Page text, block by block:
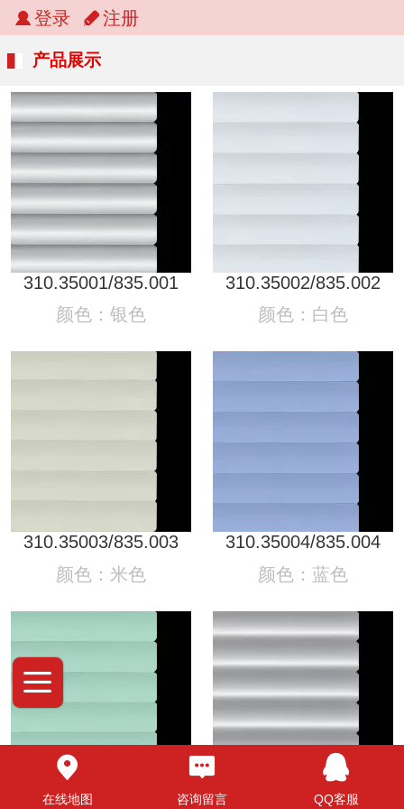
登录 注册
产品展示
310.35001/835.001
颜色：银色
310.35002/835.002
颜色：白色
310.35003/835.003
颜色：米色
310.35004/835.004
颜色：蓝色
310.35005/835.005 310.35011/835.011
在线地图 咨询留言 QQ客服